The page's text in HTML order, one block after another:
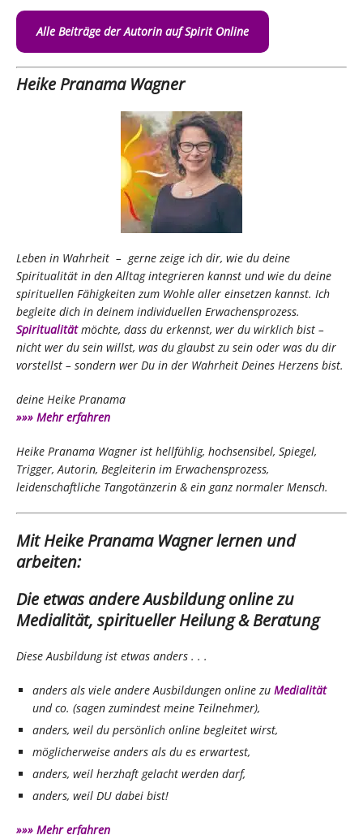
Alle Beiträge der Autorin auf Spirit Online
Heike Pranama Wagner
Leben in Wahrheit – gerne zeige ich dir, wie du deine
Spiritualität in den Alltag integrieren kannst und wie du deine
spirituellen Fähigkeiten zum Wohle aller einsetzen kannst. Ich
begleite dich in deinem individuellen Erwachensprozess.
Spiritualitätmöchte, dass du erkennst, wer du wirklich bist –
nicht wer du sein willst, was du glaubst zu sein oder was du dir
vorstellst – sondern wer Du in der Wahrheit Deines Herzens bist.
deine Heike Pranama
»»» Mehr erfahren
Heike Pranama Wagner ist hellfühlig, hochsensibel, Spiegel,
Trigger, Autorin, Begleiterin im Erwachensprozess,
leidenschaftliche Tangotänzerin & ein ganz normaler Mensch.
Mit Heike Pranama Wagner lernen und
arbeiten:
Die etwas andere Ausbildung online zu
Medialität, spiritueller Heilung & Beratung
Diese Ausbildung ist etwas anders . . .
anders als viele andere Ausbildungen online zu Medialität
und co. (sagen zumindest meine Teilnehmer),
anders, weil du persönlich online begleitet wirst,
möglicherweise anders als du es erwartest,
anders, weil herzhaft gelacht werden darf,
anders, weil DU dabei bist!
»»» Mehr erfahren